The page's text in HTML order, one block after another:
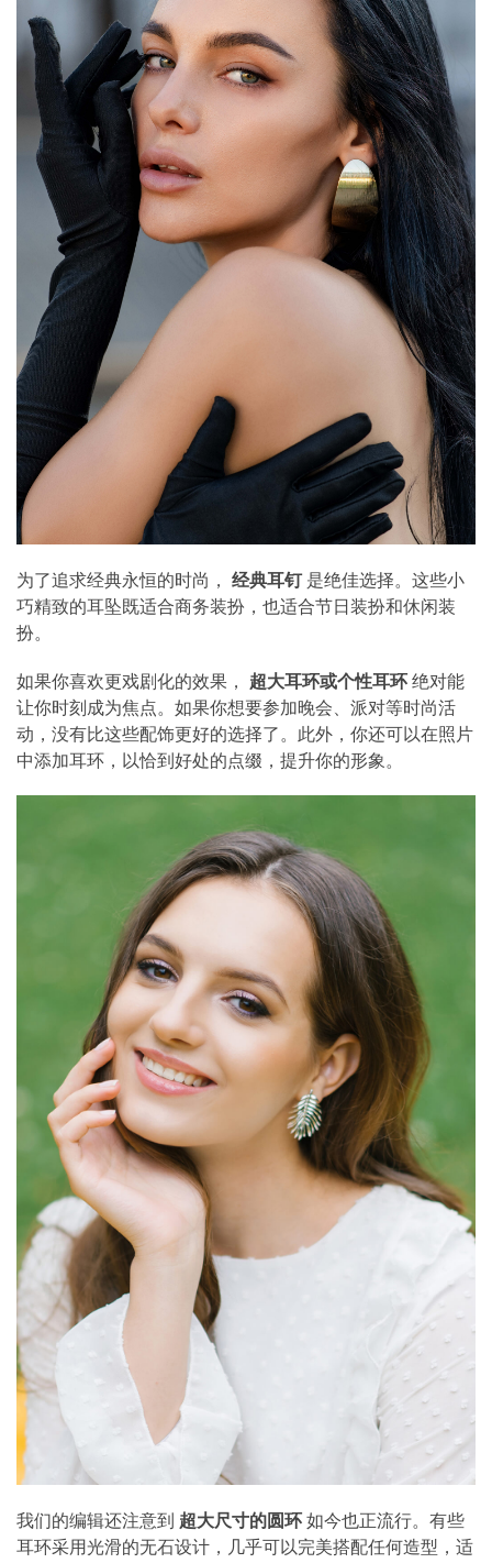
为了追求经典永恒的时尚， 经典耳钉是绝佳选择。这些小
巧精致的耳坠既适合商务装扮，也适合节日装扮和休闲装
扮。
如果你喜欢更戏剧化的效果， 超大耳环或个性耳环绝对能
让你时刻成为焦点。如果你想要参加晚会、派对等时尚活
动，没有比这些配饰更好的选择了。此外，你还可以在照片
中添加耳环，以恰到好处的点缀，提升你的形象。
我们的编辑还注意到 超大尺寸的圆环如今也正流行。有些
耳环采用光滑的无石设计，几乎可以完美搭配任何造型，适